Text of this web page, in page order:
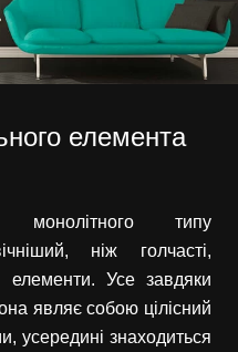
елемента
монолітного типу
ніж голчасті,
елементи. Усе завдяки
являє собою цілісний
усередині знаходиться